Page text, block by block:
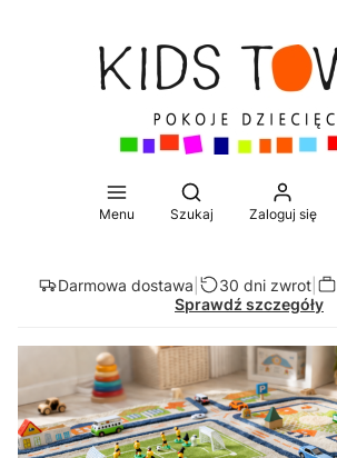
Menu
Otwórz
Szukaj Zaloguj się
Darmowa dostawa 30 dni zwrot|
Sprawdź szczegóły